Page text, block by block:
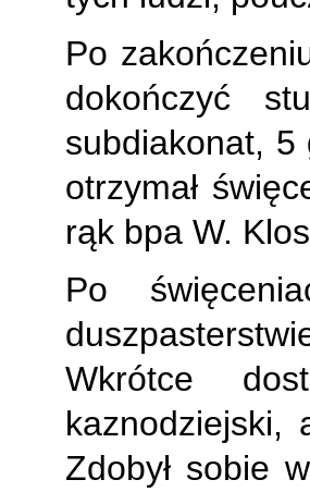
Po
dokończyć
subdiakonat,
otrzymał
rąk bpa W.
Po
Wkrótce
kaznodziejski,
Zdobył sobie